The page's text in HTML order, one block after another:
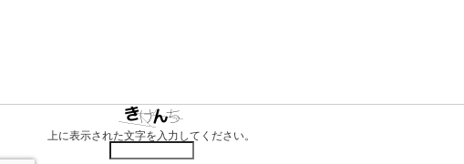
上に表示された文字を入力してください。